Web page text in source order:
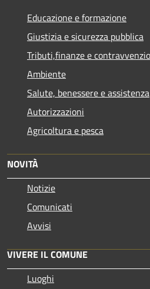
Educazione e formazione
Giustizia e sicurezza pubblica
Tributi,finanze e
Ambiente
Salute, benessere e assistenza
Autorizzazioni
Agricoltura e pesca
NOVITÀ
Notizie
Comunicati
Avvisi
VIVERE IL COMUNE
Luoghi